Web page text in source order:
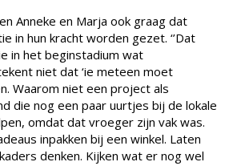
Anneke en Marja ook graag dat
in hun kracht worden gezet. ‘’Dat
in het beginstadium wat
niet dat ‘ie meteen moet
Waarom niet een project als
die nog een paar uurtjes bij de lokale
omdat dat vroeger zijn vak was.
inpakken bij een winkel. Laten
denken. Kijken wat er nog wel